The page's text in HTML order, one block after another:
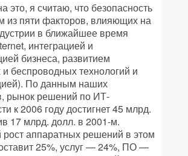
это, я считаю, что безопасность
из пяти факторов, влияющих на
в ближайшее время
интеграцией и
бизнеса, развитием
беспроводных технологий и
По данным наших
рынок решений по ИТ-
к 2006 году достигнет 45 млрд.
17 млрд. долл. в 2001-м.
аппаратных решений в этом
25%, услуг — 24%, ПО —